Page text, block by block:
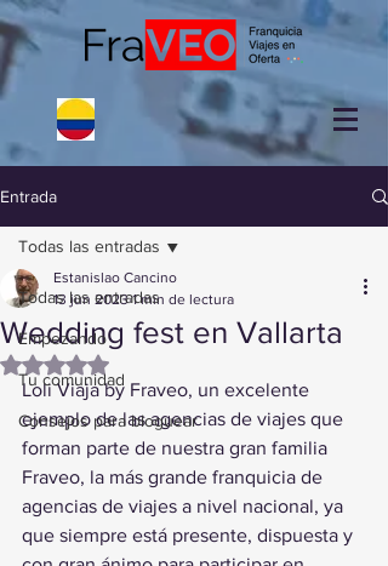
Entrada
Todas las entradas
Empezando
Tu comunidad
Consejos para bloguear
Todas las entradas
Wedding fest en Vallarta
Estanislao Cancino
13 jun 2023 1 min de lectura
Obtuvo NaN de 5 estrellas.
Loli Viaja by Fraveo, un excelente
ejemplo de las agencias de viajes que
forman parte de nuestra gran familia
Fraveo, la más grande franquicia de
agencias de viajes a nivel nacional, ya
que siempre está presente, dispuesta y